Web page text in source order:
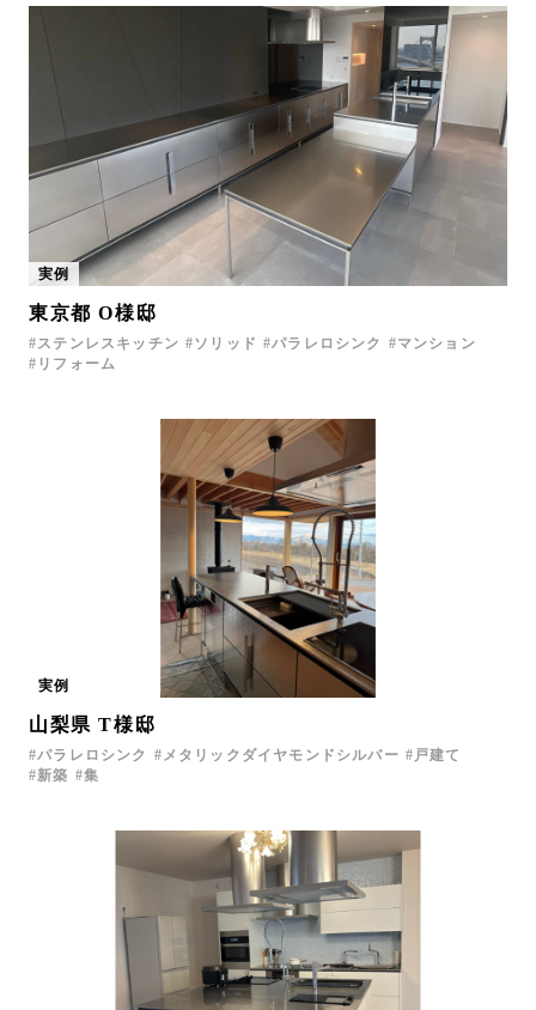
実例
東京都 O様邸
ステンレスキッチン ソリッド パラレロシンク
マンション
リフォーム
実例
山梨県 T様邸
パラレロシンク メタリックダイヤモンドシルバー
戸建て
新築
集